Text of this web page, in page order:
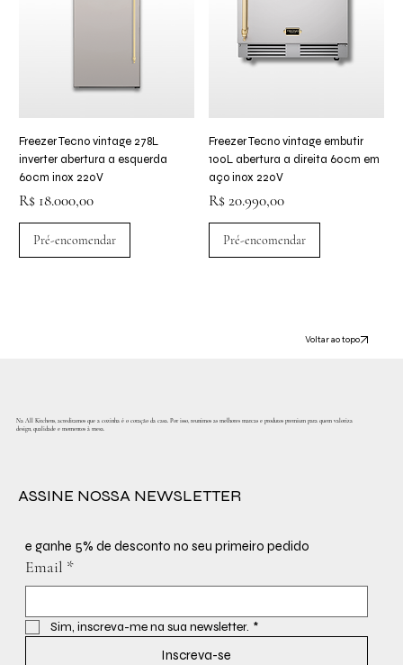
Voltar ao topo
Freezer Tecno vintage 278L
inverter abertura a esquerda
60cm inox 220V
Preço
R$ 18.000,00
Pré-encomendar
Freezer Tecno vintage embutir
100L abertura a direita 60cm em
aço inox 220V
Preço
R$ 20.990,00
Pré-encomendar
Na All Kitchens, acreditamos que a cozinha é o coração da casa. Por isso, reunimos as melhores marcas e produtos premium para quem valoriza
design, qualidade e momentos à mesa.
ASSINE NOSSA NEWSLETTER
e ganhe 5% de desconto no seu primeiro pedido
Email *
Sim, inscreva-me na sua newsletter. *
Inscreva-se